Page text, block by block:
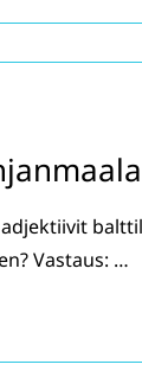
Vastaus: …